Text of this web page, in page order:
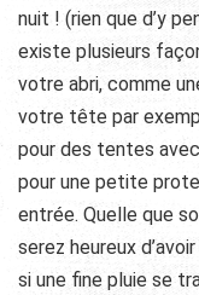
nuit ! (rien que d’y
existe plusieurs
votre abri, comme
votre tête par
pour des tentes
pour une petite
entrée. Quelle que
serez heureux
si une fine pluie se